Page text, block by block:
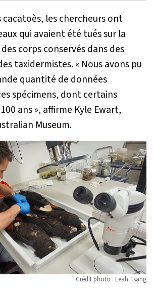
cacatoès, les chercheurs ont
qui avaient été tués sur la
corps conservés dans des
taxidermistes.« Nous avons pu
quantité de données
spécimens, dont certains
ans », affirme Kyle Ewart,
Museum.
Crédit photo : Leah Tsang